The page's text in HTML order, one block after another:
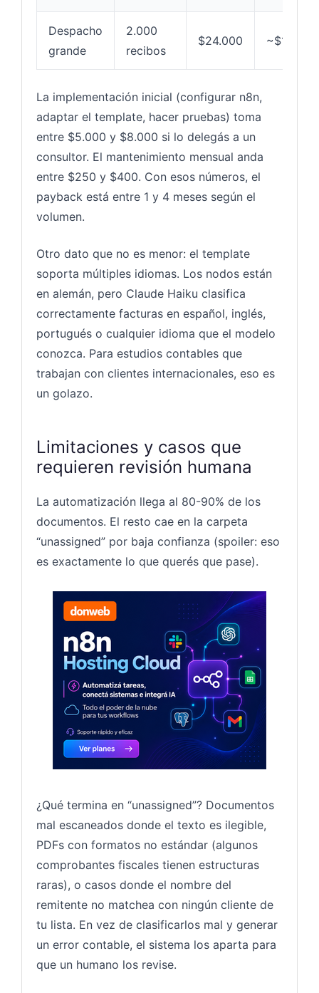
Despacho
grande
2.000
recibos
$24.000 ~$150
La implementación inicial (configurar n8n,
adaptar el template, hacer pruebas) toma
entre $5.000 y $8.000 si lo delegás a un
consultor. El mantenimiento mensual anda
entre $250 y $400. Con esos números, el
payback está entre 1 y 4 meses según el
volumen.
Otro dato que no es menor: el template
soporta múltiples idiomas. Los nodos están
en alemán, pero Claude Haiku clasifica
correctamente facturas en español, inglés,
portugués o cualquier idioma que el modelo
conozca. Para estudios contables que
trabajan con clientes internacionales, eso es
un golazo.
Limitaciones y casos que
requieren revisión humana
La automatización llega al 80-90% de los
documentos. El resto cae en la carpeta
“unassigned” por baja confianza (spoiler: eso
es exactamente lo que querés que pase).
N8N —
¿Qué termina en “unassigned”? Documentos
mal escaneados donde el texto es ilegible,
PDFs con formatos no estándar (algunos
comprobantes fiscales tienen estructuras
raras), o casos donde el nombre del
remitente no matchea con ningún cliente de
tu lista. En vez de clasificarlos mal y generar
un error contable, el sistema los aparta para
que un humano los revise.